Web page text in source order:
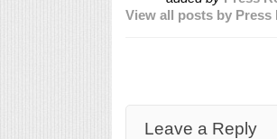
View all posts by Press
Leave a Reply